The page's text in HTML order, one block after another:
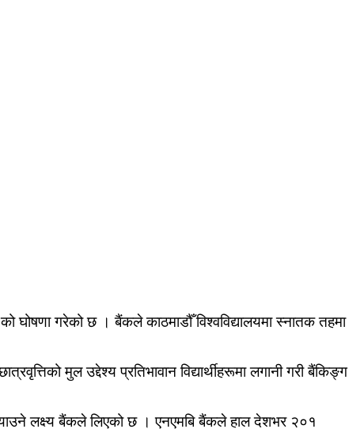
घोषणा गरेको छ । बैंकले काठमाडौँ विश्वविद्यालयमा स्नातक तहमा
मुल उद्देश्य प्रतिभावान विद्यार्थीहरूमा लगानी गरी बैंकिङ्ग
लक्ष्य बैंकले लिएको छ । एनएमबि बैंकले हाल देशभर २०१